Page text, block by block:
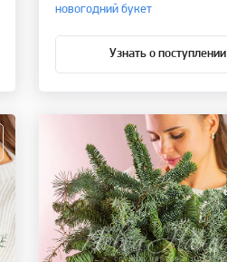
новогодний букет
Узнать о поступлении